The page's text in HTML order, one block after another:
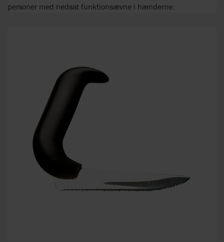
personer med nedsat funktionsævne i hænderne.